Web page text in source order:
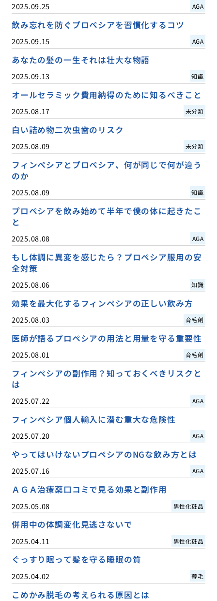
2025.09.25 AGA
飲み忘れを防ぐプロペシアを習慣化するコツ
2025.09.15 AGA
あなたの髪の一生それは壮大な物語
2025.09.13 知識
オールセラミック費用納得のために知るべきこと
2025.08.17 未分類
白い詰め物二次虫歯のリスク
2025.08.09 未分類
フィンペシアとプロペシア、何が同じで何が違う
のか
2025.08.09 知識
プロペシアを飲み始めて半年で僕の体に起きたこ
と
2025.08.08 AGA
もし体調に異変を感じたら？プロペシア服用の安
全対策
2025.08.06 知識
効果を最大化するフィンペシアの正しい飲み方
2025.08.03 育毛剤
医師が語るプロペシアの用法と用量を守る重要性
2025.08.01 育毛剤
フィンペシアの副作用？知っておくべきリスクと
は
2025.07.22 AGA
フィンペシア個人輸入に潜む重大な危険性
2025.07.20 AGA
やってはいけないプロペシアのNGな飲み方とは
2025.07.16 AGA
ＡＧＡ治療薬口コミで見る効果と副作用
2025.05.08 男性化粧品
併用中の体調変化見逃さないで
2025.04.11 男性化粧品
ぐっすり眠って髪を守る睡眠の質
2025.04.02 薄毛
こめかみ脱毛の考えられる原因とは